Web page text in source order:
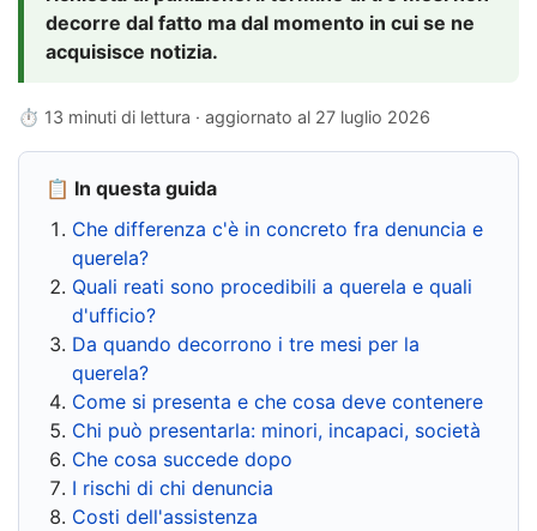
decorre dal fatto ma dal momento in cui se ne
acquisisce notizia.
⏱ 13 minuti di lettura · aggiornato al 27 luglio 2026
📋 In questa guida
Che differenza c'è in concreto fra denuncia e
querela?
Quali reati sono procedibili a querela e quali
d'ufficio?
Da quando decorrono i tre mesi per la
querela?
Come si presenta e che cosa deve contenere
Chi può presentarla: minori, incapaci, società
Che cosa succede dopo
I rischi di chi denuncia
Costi dell'assistenza